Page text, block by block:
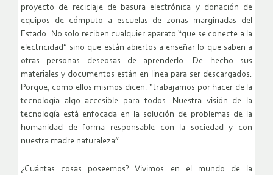
proyecto de reciclaje de basura electrónica y donación de
equipos de cómputo a escuelas de zonas marginadas del
Estado. No solo reciben cualquier aparato “que se conecte a la
electricidad” sino que están abiertos a enseñar lo que saben a
otras personas deseosas de aprenderlo. De hecho sus
materiales y documentos están en linea para ser descargados.
Porque, como ellos mismos dicen: “trabajamos por hacer de la
tecnología algo accesible para todos. Nuestra visión de la
tecnología está enfocada en la solución de problemas de la
humanidad de forma responsable con la sociedad y con
nuestra madre naturaleza”.
¿Cuántas cosas poseemos? Vivimos en el mundo de la